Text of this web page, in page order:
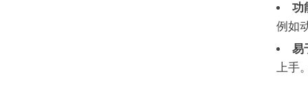
功
例如
易
上手